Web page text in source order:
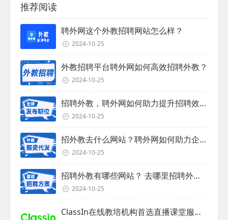
推荐阅读
聘外网这个外教招聘网站怎么样？
2024-10-25
外教招聘平台聘外网如何高效招聘外教？
2024-10-25
招聘外教，聘外网如何助力提升招聘效率？
2024-10-25
招外教去什么网站？聘外网如何助力企业外教招聘
2024-10-25
招聘外教有哪些网站？ 去哪里招聘外教？
2024-10-25
ClassIn在线教培机构首选直播课堂服务商